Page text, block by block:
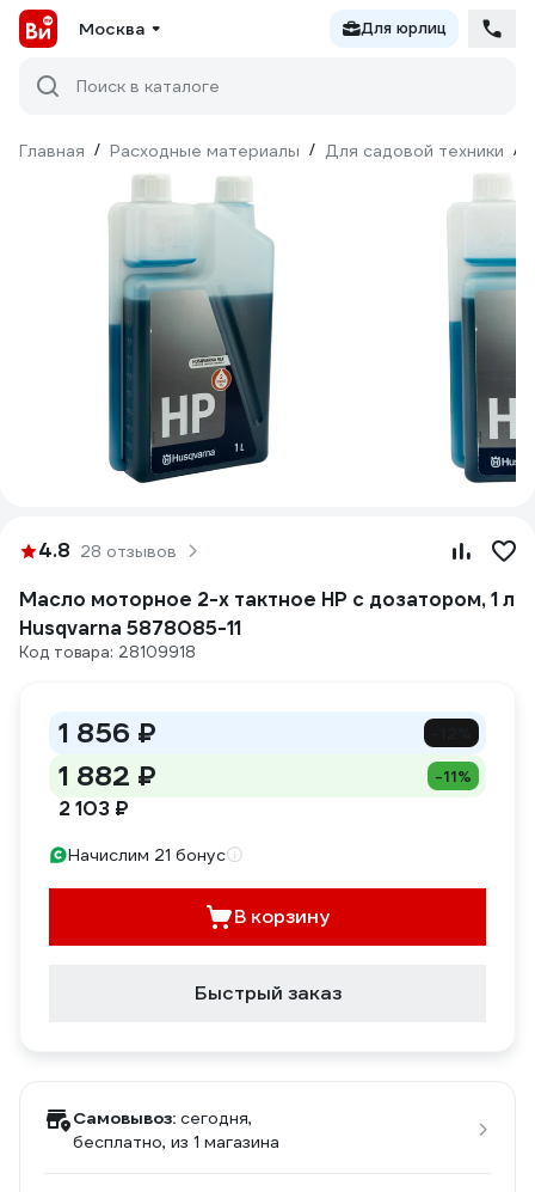
Москва Для юрлиц
Поиск в каталоге
Главная / Расходные материалы / Для садовой техники /
4.8 28 отзывов
Масло моторное 2-х тактное HP с дозатором, 1 л
Husqvarna 5878085-11
Код товара: 28109918
1 856 ₽
1 882 ₽ -11%
2 103 ₽
Начислим 21 бонус
В корзину
Быстрый заказ
Самовывоз: сегодня,
бесплатно, из 1 магазина